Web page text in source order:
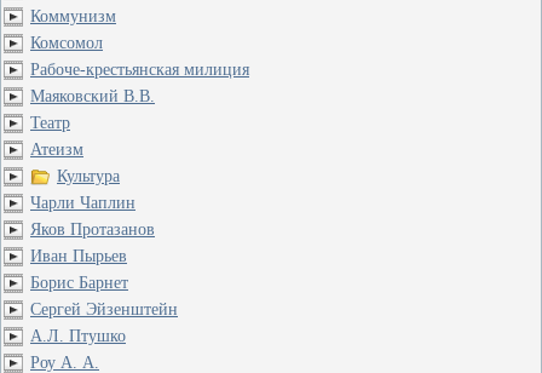
Коммунизм
Комсомол
Рабоче-крестьянская милиция
Маяковский В.В.
Театр
Атеизм
Культура
Чарли Чаплин
Яков Протазанов
Иван Пырьев
Борис Барнет
Сергей Эйзенштейн
А.Л. Птушко
Роу А. А.